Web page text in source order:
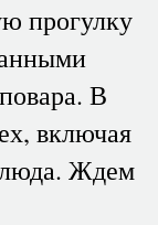
прогулку
В
включая
Ждем